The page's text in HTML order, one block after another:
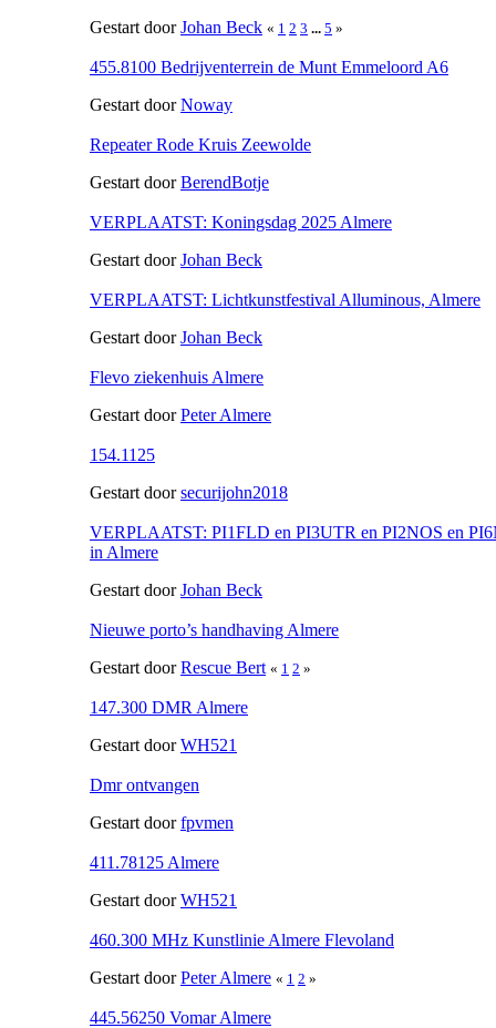
Gestart doorJohan Beck « 1 2 3 ... 5 »
455.8100 Bedrijventerrein de Munt Emmeloord A6
Gestart doorNoway
Repeater Rode Kruis Zeewolde
Gestart doorBerendBotje
VERPLAATST: Koningsdag 2025 Almere
Gestart doorJohan Beck
VERPLAATST: Lichtkunstfestival Alluminous, Almere
Gestart doorJohan Beck
Flevo ziekenhuis Almere
Gestart doorPeter Almere
154.1125
Gestart doorsecurijohn2018
VERPLAATST: PI1FLD en PI3UTR en PI2NOS en
in Almere
Gestart doorJohan Beck
Nieuwe porto’s handhaving Almere
Gestart doorRescue Bert « 1 2 »
147.300 DMR Almere
Gestart doorWH521
Dmr ontvangen
Gestart doorfpvmen
411.78125 Almere
Gestart doorWH521
460.300 MHz Kunstlinie Almere Flevoland
Gestart doorPeter Almere « 1 2 »
445.56250 Vomar Almere